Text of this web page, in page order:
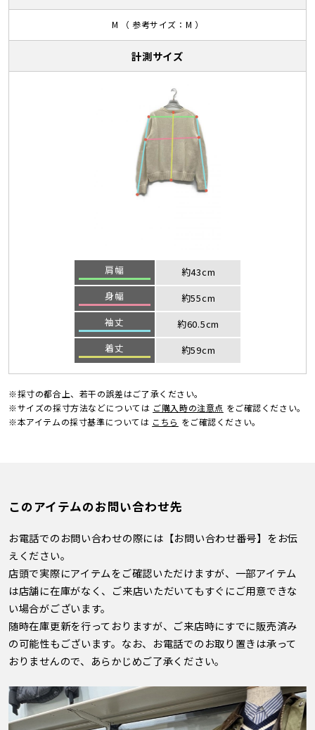
M （ 参考サイズ：M ）
計測サイズ
肩幅
約43cm
身幅
約55cm
袖丈
約60.5cm
着丈
約59cm
※採寸の都合上、若干の誤差はご了承ください。
※サイズの採寸方法などについては ご購入時の注意点 をご確認ください。
※本アイテムの採寸基準については こちら をご確認ください。
このアイテムのお問い合わせ先
お電話でのお問い合わせの際には【お問い合わせ番号】をお伝
えください。
店頭で実際にアイテムをご確認いただけますが、一部アイテム
は店舗に在庫がなく、ご来店いただいてもすぐにご用意できな
い場合がございます。
随時在庫更新を行っておりますが、ご来店時にすでに販売済み
の可能性もございます。なお、お電話でのお取り置きは承って
おりませんので、あらかじめご了承ください。